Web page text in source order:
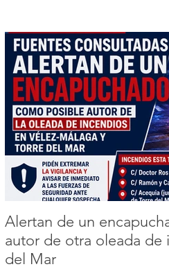
2 3
Encabezado 2
Alertan de un
autor de otra oleada de
del Mar